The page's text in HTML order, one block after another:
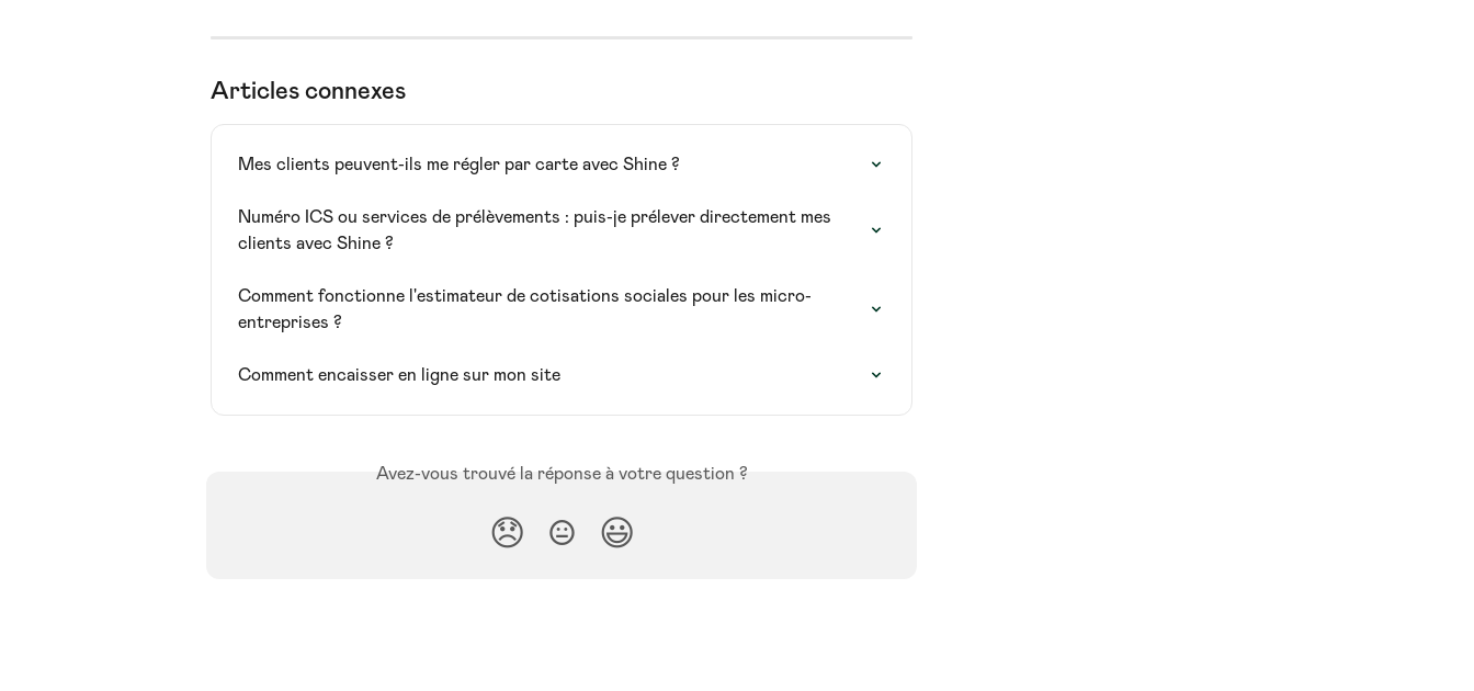
Articles connexes
Mes clients peuvent-ils me régler par carte avec Shine ?
Numéro ICS ou services de prélèvements : puis-je prélever directement mes
clients avec Shine ?
Comment fonctionne l'estimateur de cotisations sociales pour les micro-
entreprises ?
Comment encaisser en ligne sur mon site
Avez-vous trouvé la réponse à votre question ?
😞 😐 😃